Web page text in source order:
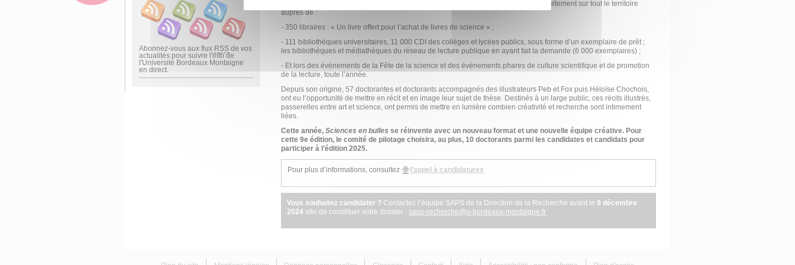
Abonnez-vous aux flux RSS de vos
actualités pour suivre l'info de
l'Université Bordeaux Montaigne
en direct.
, tiré à 63 000 exemplaires, a été distribué gratuitement sur tout le territoire
auprès de :
- 350 libraires : « Un livre offert pour l’achat de livres de science » ;
- 111 bibliothèques universitaires, 11 000 CDI des collèges et lycées publics, sous forme d’un exemplaire de prêt ;
les bibliothèques et médiathèques du réseau de lecture publique en ayant fait la demande (6 000 exemplaires) ;
- Et lors des événements de la Fête de la science et des événements phares de culture scientifique et de promotion
de la lecture, toute l’année.
Depuis son origine, 57 doctorantes et doctorants accompagnés des illustrateurs Peb et Fox puis Héloïse Chochois,
ont eu l’opportunité de mettre en récit et en image leur sujet de thèse. Destinés à un large public, ces récits illustrés,
passerelles entre art et science, ont permis de mettre en lumière combien créativité et recherche sont intimement
liées.
Cette année, Sciences en bulles se réinvente avec un nouveau format et une nouvelle équipe créative. Pour
cette 9e édition, le comité de pilotage choisira, au plus, 10 doctorants parmi les candidates et candidats pour
participer à l’édition 2025.
Pour plus d’informations, consultez l’appel à candidatures
Vous souhaitez candidater ? Contactez l’équipe SAPS de la Direction de la Recherche avant le 9 décembre
2024 afin de constituer votre dossier : saps-recherche@u-bordeaux-montaigne.fr